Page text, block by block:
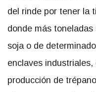
del rinde por tener la
donde más
soja o de
enclaves
producción de